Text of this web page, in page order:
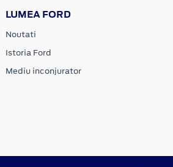
LUMEA FORD
Noutati
Istoria Ford
Mediu inconjurator